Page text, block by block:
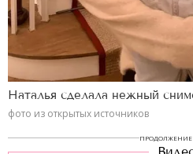
Наталья сделала нежный
фото из открытых источников